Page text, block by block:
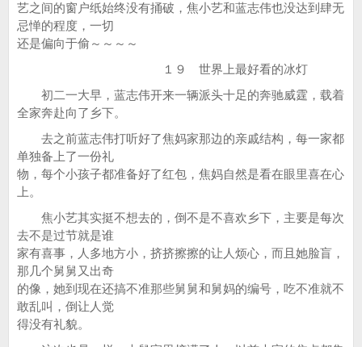
艺之间的窗户纸始终没有捅破，焦小艺和蓝志伟也没达到肆无
忌惮的程度，一切
还是偏向于偷～～～～
１９ 世界上最好看的冰灯
初二一大早，蓝志伟开来一辆派头十足的奔驰威霆，载着
全家奔赴向了乡下。
去之前蓝志伟打听好了焦妈家那边的亲戚结构，每一家都
单独备上了一份礼
物，每个小孩子都准备好了红包，焦妈自然是看在眼里喜在心
上。
焦小艺其实挺不想去的，倒不是不喜欢乡下，主要是每次
去不是过节就是谁
家有喜事，人多地方小，挤挤擦擦的让人烦心，而且她脸盲，
那几个舅舅又出奇
的像，她到现在还搞不准那些舅舅和舅妈的编号，吃不准就不
敢乱叫，倒让人觉
得没有礼貌。